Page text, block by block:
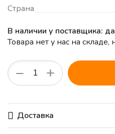
Страна
В наличии у поставщика: да
Товара нет у нас на
+
−
Доставка